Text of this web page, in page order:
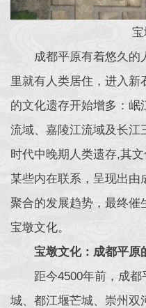
成都平原有着悠久的
里就有人类居住，进入
的文化遗存开始增多：
流域、嘉陵江流域及长江
时代中晚期人类遗存,其
某些内在联系，呈现出由
聚合的发展趋势，最终
宝墩文化。
宝墩文化：成都平原
距今4500年前，成
城、都江堰芒城、崇州双